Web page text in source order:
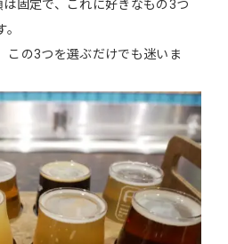
固定で、これに好きなもの3つ
この3つを選ぶだけでも迷いま